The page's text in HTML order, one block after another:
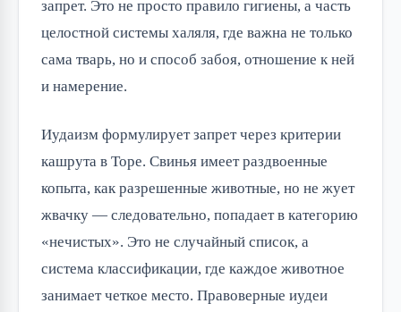
запрет. Это не просто правило гигиены, а часть
целостной системы халяля, где важна не только
сама тварь, но и способ забоя, отношение к ней
и намерение.
Иудаизм формулирует запрет через критерии
кашрута в Торе. Свинья имеет раздвоенные
копыта, как разрешенные животные, но не жует
жвачку — следовательно, попадает в категорию
«нечистых». Это не случайный список, а
система классификации, где каждое животное
занимает четкое место. Правоверные иудеи